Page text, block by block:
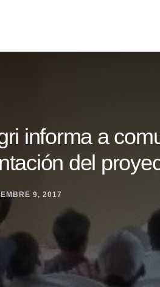
informa a
del
9, 2017